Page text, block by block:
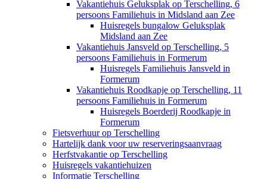
Vakantiehuis Geluksplak op Terschelling, 6
persoons Familiehuis in Midsland aan Zee
Huisregels bungalow Geluksplak
Midsland aan Zee
Vakantiehuis Jansveld op Terschelling, 5
persoons Familiehuis in Formerum
Huisregels Familiehuis Jansveld in
Formerum
Vakantiehuis Roodkapje op Terschelling, 11
persoons Familiehuis in Formerum
Huisregels Boerderij Roodkapje in
Formerum
Fietsverhuur op Terschelling
Hartelijk dank voor uw reserveringsaanvraag
Herfstvakantie op Terschelling
Huisregels vakantiehuizen
Informatie Terschelling